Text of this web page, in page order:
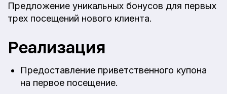
Предложение уникальных бонусов для первых
трех посещений нового клиента.
Реализация
Предоставление приветственного купона
на первое посещение.